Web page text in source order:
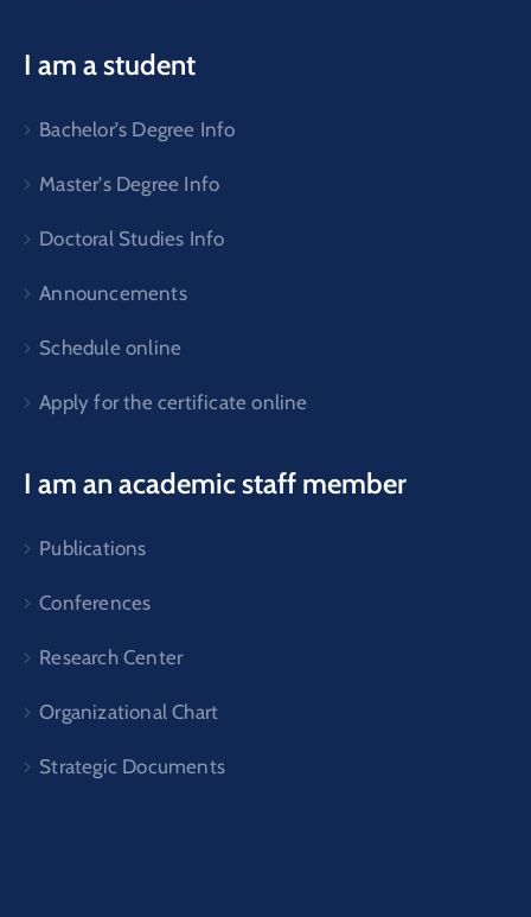
I am a student
Bachelor's Degree Info
Master's Degree Info
Doctoral Studies Info
Announcements
Schedule online
Apply for the certificate online
I am an academic staff member
Publications
Conferences
Research Center
Organizational Chart
Strategic Documents